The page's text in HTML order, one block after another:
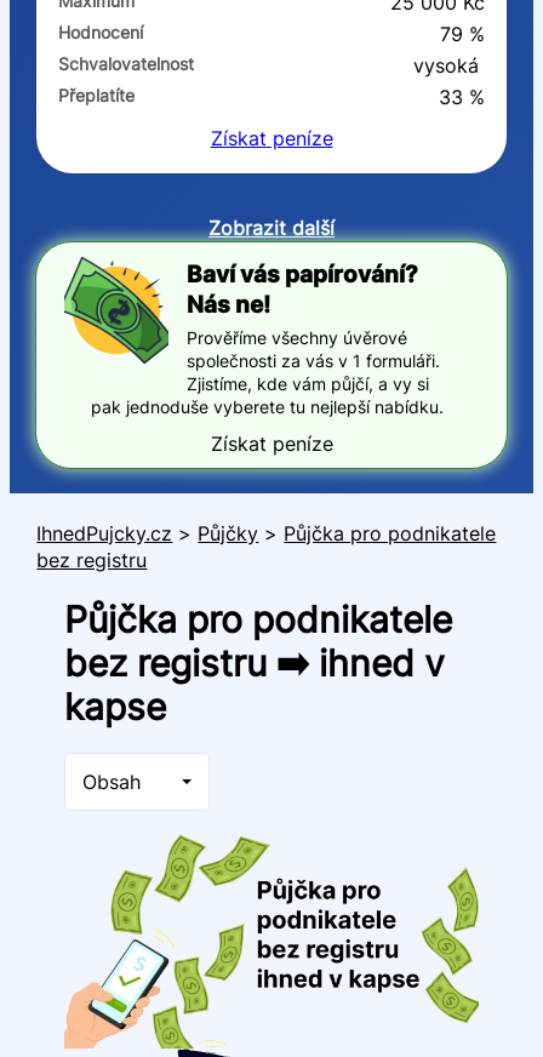
Hodnocení 79 %
Schvalovatelnost vysoká
Přeplatíte
33 %
Získat peníze
Zobrazit další
Baví vás papírování?
Nás ne!
Prověříme všechny úvěrové
společnosti za vás v 1 formuláři.
Zjistíme, kde vám půjčí, a vy si
pak jednoduše vyberete tu nejlepší nabídku.
Získat peníze
IhnedPujcky.cz > Půjčky > Půjčka pro podnikatele
bez registru
Půjčka pro podnikatele
bez registru ➡️ ihned v
kapse
Obsah